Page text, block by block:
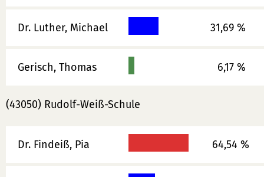
Dr. Luther, Michael 31,69 %
Gerisch, Thomas 6,17 %
(43050) Rudolf-Weiß-Schule
Dr. Findeiß, Pia 64,54 %